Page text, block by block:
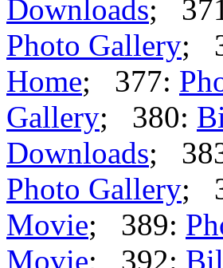
Downloads;
Photo Gallery;
Home; 377:
Gallery; 380:
Downloads;
Photo Gallery;
Movie; 389:
Movie; 392: